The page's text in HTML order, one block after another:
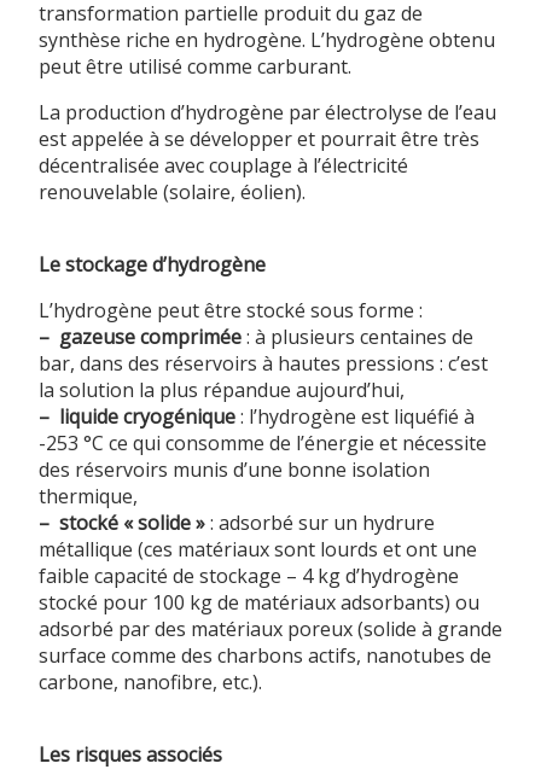
transformation partielle produit du gaz de
synthèse riche en hydrogène. L’hydrogène obtenu
peut être utilisé comme carburant.
La production d’hydrogène par électrolyse de l’eau
est appelée à se développer et pourrait être très
décentralisée avec couplage à l’électricité
renouvelable (solaire, éolien).
Le stockage d’hydrogène
L’hydrogène peut être stocké sous forme :
– gazeuse comprimée: à plusieurs centaines de
bar, dans des réservoirs à hautes pressions : c’est
la solution la plus répandue aujourd’hui,
– liquide cryogénique: l’hydrogène est liquéfié à
-253 °C ce qui consomme de l’énergie et nécessite
des réservoirs munis d’une bonne isolation
thermique,
– stocké « solide »: adsorbé sur un hydrure
métallique (ces matériaux sont lourds et ont une
faible capacité de stockage – 4 kg d’hydrogène
stocké pour 100 kg de matériaux adsorbants) ou
adsorbé par des matériaux poreux (solide à grande
surface comme des charbons actifs, nanotubes de
carbone, nanofibre, etc.).
Les risques associés